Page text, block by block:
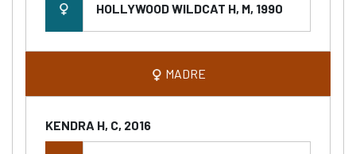
HOLLYWOOD WILDCAT H, M, 1990
MADRE
KENDRA H, C, 2016